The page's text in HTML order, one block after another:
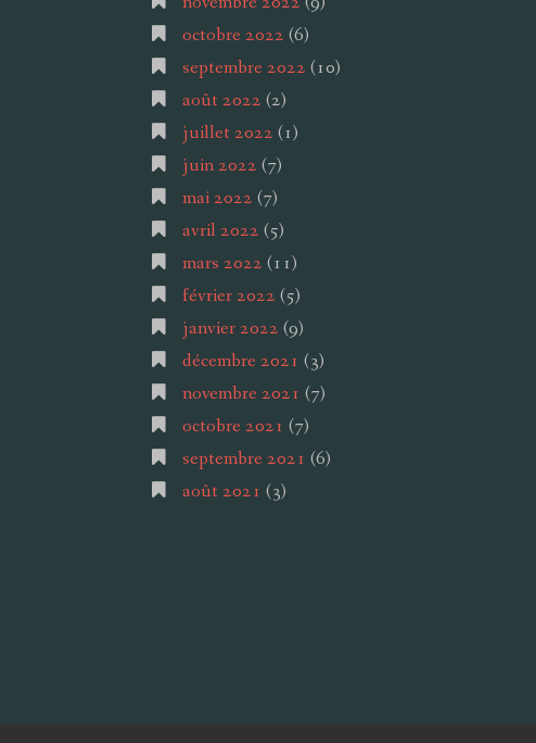
octobre 2022 (6)
septembre 2022 (10)
août 2022 (2)
juillet 2022 (1)
juin 2022 (7)
mai 2022 (7)
avril 2022 (5)
mars 2022 (11)
février 2022 (5)
janvier 2022 (9)
décembre 2021 (3)
novembre 2021 (7)
octobre 2021 (7)
septembre 2021 (6)
août 2021 (3)